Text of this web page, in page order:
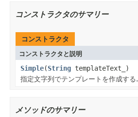
コンストラクタのサマリー
コンストラクタ
コンストラクタと説明
Simple(String templateText_)
指定文字列でテンプレートを作成する.
メソッドのサマリー